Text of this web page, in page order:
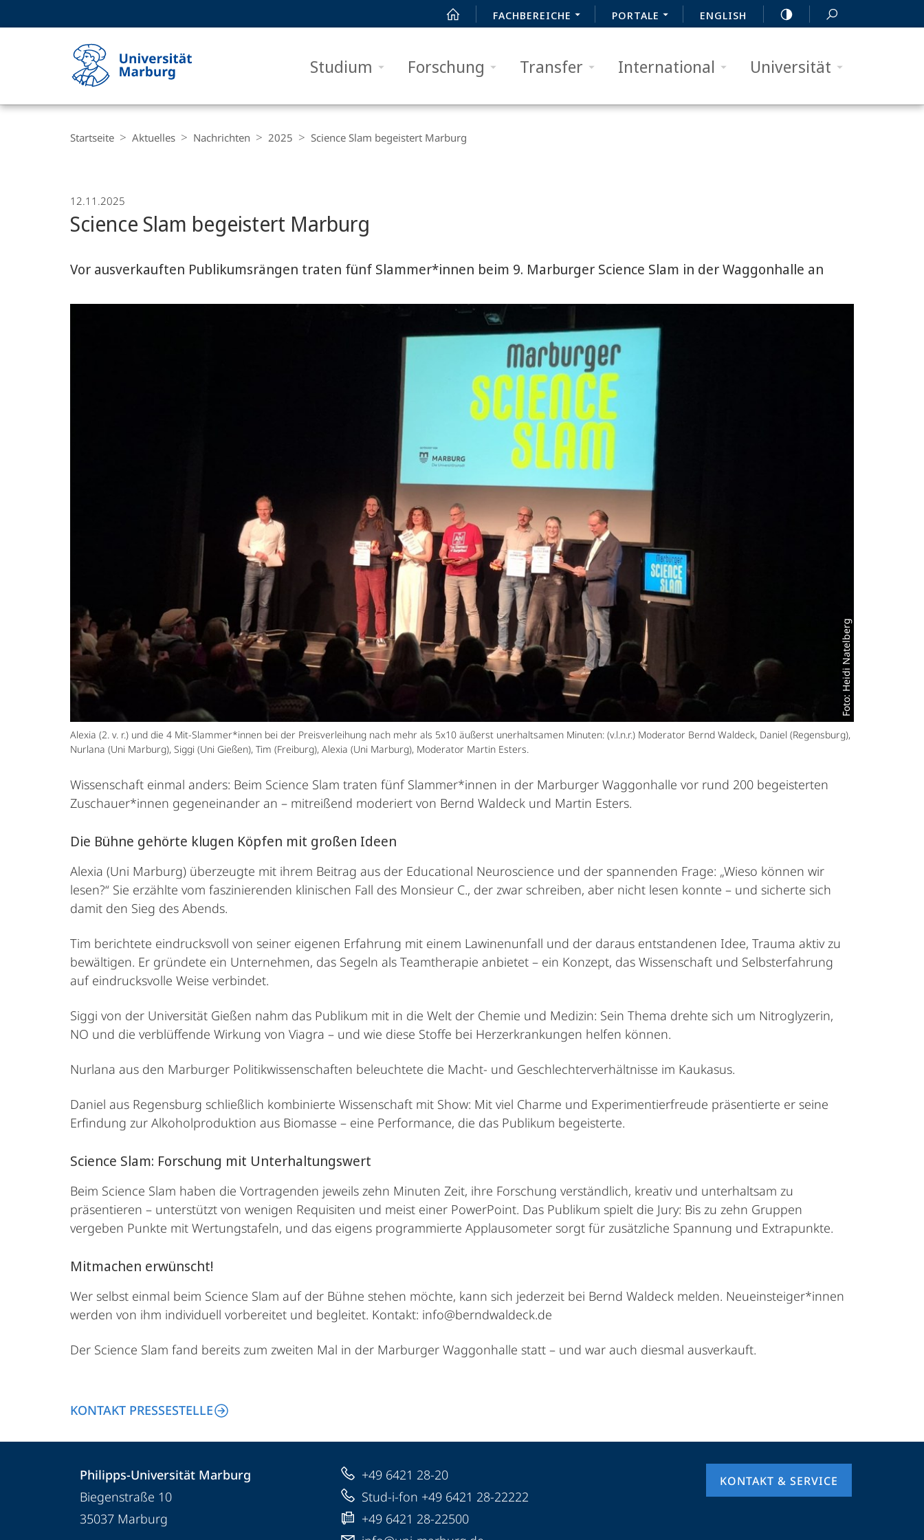
FACHBEREICHE PORTALE ENGLISH
Studium Forschung Transfer International Universität
Philipps-
Marburg
Navigation
Startseite Aktuelles Nachrichten 2025 Science Slam begeistert Marburg
12.11.2025
Science Slam begeistert Marburg
Vor ausverkauften Publikumsrängen traten fünf Slammer*innen beim 9. Marburger Science Slam in der Waggonhalle an
Foto: Heidi Natelberg
Alexia (2. v. r.) und die 4 Mit-Slammer*innen bei der Preisverleihung nach mehr als 5x10 äußerst unerhaltsamen Minuten: (v.l.n.r.) Moderator Bernd Waldeck, Daniel (Regensburg),
Nurlana (Uni Marburg), Siggi (Uni Gießen), Tim (Freiburg), Alexia (Uni Marburg), Moderator Martin Esters.
Wissenschaft einmal anders: Beim Science Slam traten fünf Slammer*innen in der Marburger Waggonhalle vor rund 200 begeisterten
Zuschauer*innen gegeneinander an – mitreißend moderiert von Bernd Waldeck und Martin Esters.
Die Bühne gehörte klugen Köpfen mit großen Ideen
Alexia (Uni Marburg) überzeugte mit ihrem Beitrag aus der Educational Neuroscience und der spannenden Frage: „Wieso können wir
lesen?“ Sie erzählte vom faszinierenden klinischen Fall des Monsieur C., der zwar schreiben, aber nicht lesen konnte – und sicherte sich
damit den Sieg des Abends.
Tim berichtete eindrucksvoll von seiner eigenen Erfahrung mit einem Lawinenunfall und der daraus entstandenen Idee, Trauma aktiv zu
bewältigen. Er gründete ein Unternehmen, das Segeln als Teamtherapie anbietet – ein Konzept, das Wissenschaft und Selbsterfahrung
auf eindrucksvolle Weise verbindet.
Siggi von der Universität Gießen nahm das Publikum mit in die Welt der Chemie und Medizin: Sein Thema drehte sich um Nitroglyzerin,
NO und die verblüffende Wirkung von Viagra – und wie diese Stoffe bei Herzerkrankungen helfen können.
Nurlana aus den Marburger Politikwissenschaften beleuchtete die Macht- und Geschlechterverhältnisse im Kaukasus.
Daniel aus Regensburg schließlich kombinierte Wissenschaft mit Show: Mit viel Charme und Experimentierfreude präsentierte er seine
Erfindung zur Alkoholproduktion aus Biomasse – eine Performance, die das Publikum begeisterte.
Science Slam: Forschung mit Unterhaltungswert
Beim Science Slam haben die Vortragenden jeweils zehn Minuten Zeit, ihre Forschung verständlich, kreativ und unterhaltsam zu
präsentieren – unterstützt von wenigen Requisiten und meist einer PowerPoint. Das Publikum spielt die Jury: Bis zu zehn Gruppen
vergeben Punkte mit Wertungstafeln, und das eigens programmierte Applausometer sorgt für zusätzliche Spannung und Extrapunkte.
Mitmachen erwünscht!
Wer selbst einmal beim Science Slam auf der Bühne stehen möchte, kann sich jederzeit bei Bernd Waldeck melden. Neueinsteiger*innen
werden von ihm individuell vorbereitet und begleitet. Kontakt: info@berndwaldeck.de
Der Science Slam fand bereits zum zweiten Mal in der Marburger Waggonhalle statt – und war auch diesmal ausverkauft.
KONTAKT PRESSESTELLE
Informationen
Kontaktinformationen
Philipps-
Universität
Marburg
Philipps-Universität Marburg
Biegenstraße 10
35037 Marburg
+49 6421 28-20
Stud-i-fon +49 6421 28-22222
+49 6421 28-22500
KONTAKT & SERVICE